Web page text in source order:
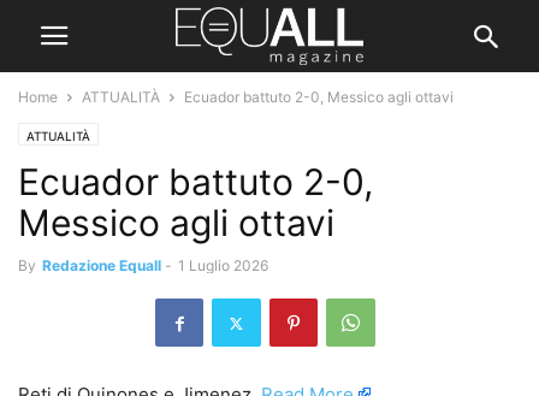
Home ATTUALITÀ Ecuador battuto 2-0, Messico agli ottavi
ATTUALITÀ
Ecuador battuto 2-0,
Messico agli ottavi
By Redazione Equall - 1 Luglio 2026